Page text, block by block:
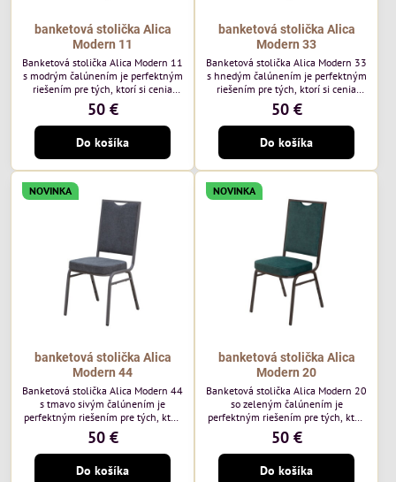
banketová stolička Alica
Modern 11
Banketová stolička Alica Modern 11
s modrým čalúnením je perfektným
riešením pre tých, ktorí si cenia
vysokú kvalitu a jedinečný dizajn.
Stolička je výnimočná použitím
vysoko kvalitného modrého
čalúnenia Mossa 79 od poľského
výrobcu Davis ktorého látka má
hmotnosť 325 g/m², čo zaručuje
výnimočnú odolnosť a pohodlie.
Okrem toho je látka vybavená
technológiou Easy-Clean, vďaka
ktorej sa ľahko...
50 €
Do košíka
banketová stolička Alica
Modern 33
Banketová stolička Alica Modern 33
s hnedým čalúnením je perfektným
riešením pre tých, ktorí si cenia
vysokú kvalitu a jedinečný dizajn.
Stolička je výnimočná použitím
vysoko kvalitného hnedého
čalúnenia Mossa 29 od poľského
výrobcu Davis ktorého látka má
hmotnosť 325 g/m², čo zaručuje
výnimočnú odolnosť a pohodlie.
Okrem toho je látka vybavená
technológiou Easy-Clean, vďaka
ktorej sa ľahko...
50 €
Do košíka
NOVINKA
banketová stolička Alica
Modern 44
Banketová stolička Alica Modern 44
s tmavo sivým čalúnením je
perfektným riešením pre tých, ktorí
si cenia vysokú kvalitu a jedinečný
dizajn. Stolička je výnimočná
použitím vysoko kvalitného tmavo
sivého zamatového čalúnenia od
50 €
Do košíka
NOVINKA
banketová stolička Alica
Modern 20
Banketová stolička Alica Modern 20
so zeleným čalúnením je
perfektným riešením pre tých, ktorí
si cenia vysokú kvalitu a jedinečný
dizajn. Stolička je výnimočná
použitím vysoko kvalitného tmavo
zeleného zamatového čalúnenia od
50 €
Do košíka